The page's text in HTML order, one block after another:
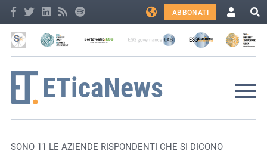
ABBONATI
SONO 11 LE AZIENDE RISPONDENTI CHE SI DICONO